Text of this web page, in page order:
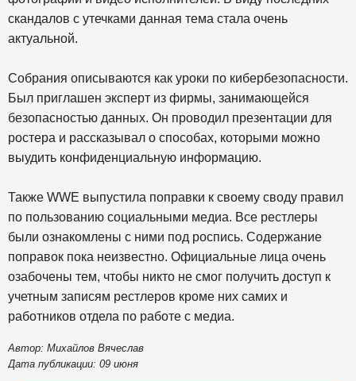
скандалов с утечками данная тема стала очень
актуальной.
Собрания описываются как уроки по кибербезопасности.
Был приглашен эксперт из фирмы, занимающейся
безопасностью данных. Он проводил презентации для
ростера и рассказывал о способах, которыми можно
выудить конфиденциальную информацию.
Также WWE выпустила поправки к своему своду правил
по пользованию социальными медиа. Все рестлеры
были ознакомлены с ними под роспись. Содержание
поправок пока неизвестно. Официальные лица очень
озабочены тем, чтобы никто не смог получить доступ к
учетным записям рестлеров кроме них самих и
работников отдела по работе с медиа.
Автор: Михайлов Вячеслав
Дата публикации: 09 июня